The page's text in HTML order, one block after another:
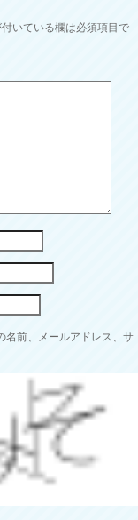
いている欄は必須項目で
名前、メールアドレス、サ